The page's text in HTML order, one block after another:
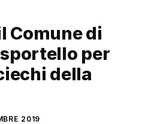
Comune di
per
della
2019